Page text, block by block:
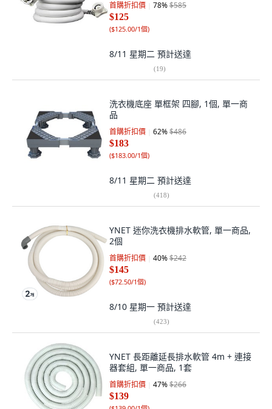
首購折扣價 78%$585
$125
($125.00/1個)
8/11 星期二 預計送達
(19)
洗衣機底座 單框架 四腳, 1個, 單一商
品
首購折扣價 62%$486
$183
($183.00/1個)
8/11 星期二 預計送達
(418)
YNET 迷你洗衣機排水軟管, 單一商品,
2個
首購折扣價 40%$242
$145
($72.50/1個)
8/10 星期一 預計送達
(423)
YNET 長距離延長排水軟管 4m + 連接
器套組, 單一商品, 1套
首購折扣價 47%$266
$139